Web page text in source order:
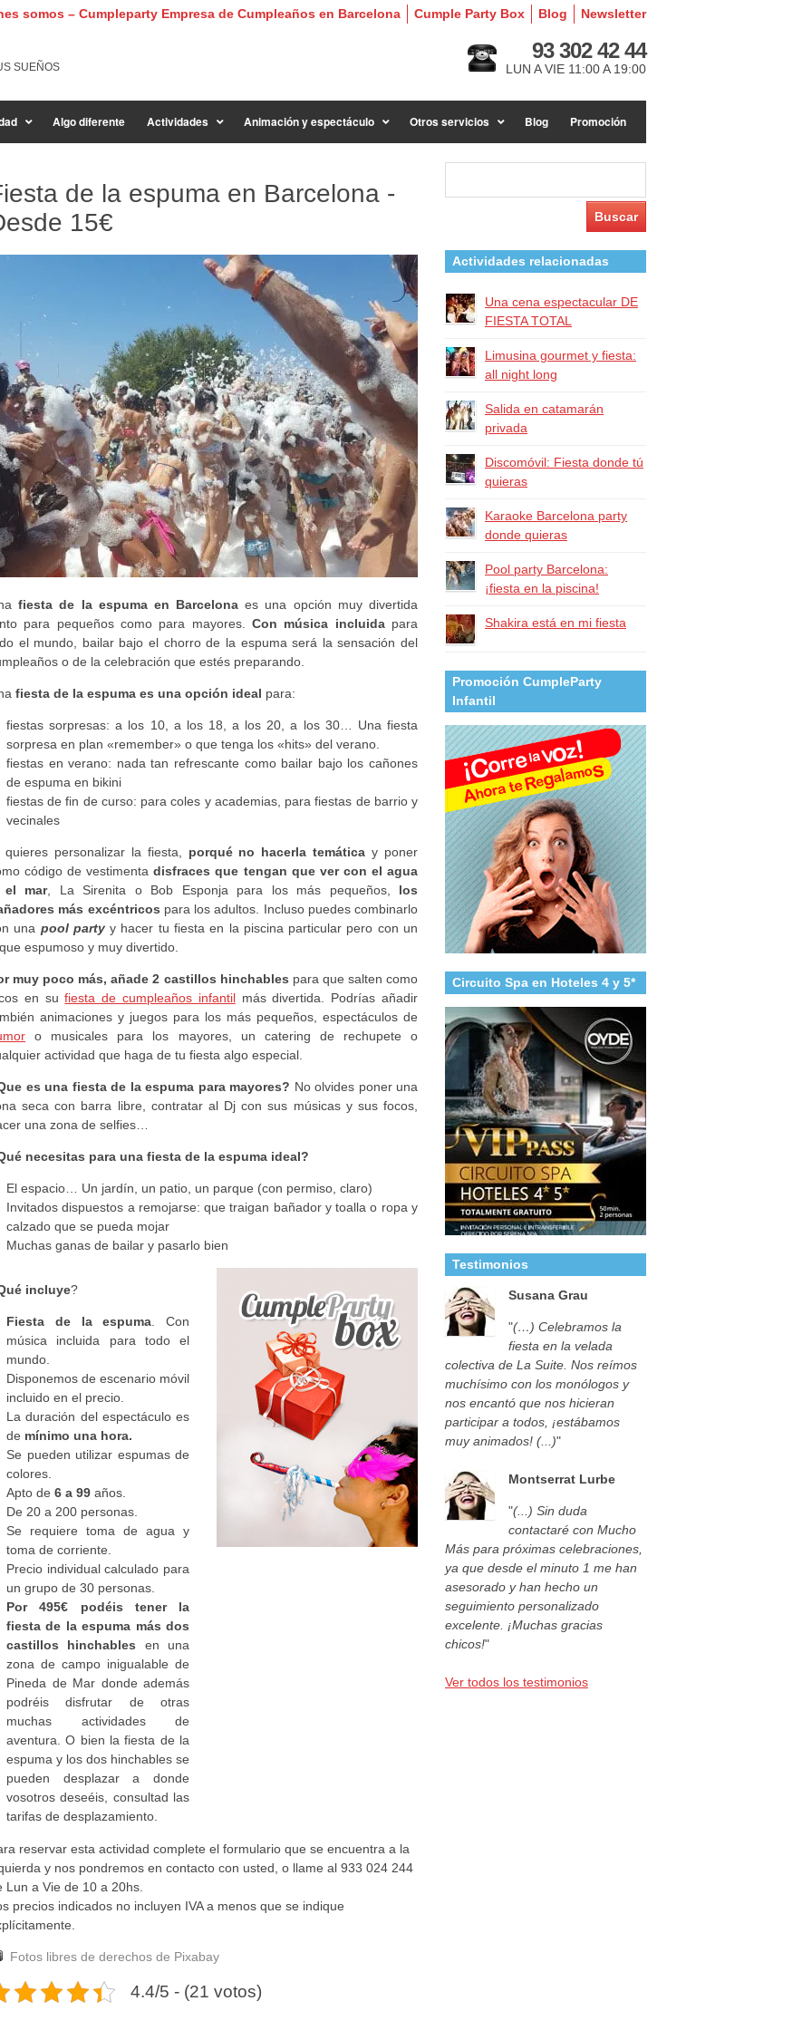
Newsletter
Blog
Cumple Party Box
somos – Cumpleparty Empresa de Cumpleaños en Barcelona
SUEÑOS
93 302 42 44
LUN A VIE 11:00 A 19:00
Algo diferente Actividades Animación y espectáculo Otros servicios Blog Promoción
de la espuma en Barcelona -
15€
fiesta de la espuma en Barcelona es una opción muy divertida
para pequeños como para mayores.
Con música incluidapara
el mundo, bailar bajo el chorro de la espuma será la sensación del
o de la celebración que estés preparando.
fiesta de la espuma es una opción ideal para:
fiestas sorpresas: a los 10, a los 18, a los 20, a los 30… Una fiesta
sorpresa en plan «remember» o que tenga los «hits» del verano.
fiestas en verano: nada tan refrescante como bailar bajo los cañones
de espuma en bikini
fiestas de fin de curso: para coles y academias, para fiestas de barrio y
vecinales
quieres personalizar la fiesta, porqué no hacerla temática y poner
código de vestimentadisfraces que tengan que ver con el agua
mar, La Sirenita o Bob Esponja para los más pequeños, los
más excéntricos para los adultos. Incluso puedes combinarlo
una pool partyy hacer tu fiesta en la piscina particular pero con un
espumoso y muy divertido.
muy poco más, añade 2 castillos hinchables para que salten como
en sufiesta de cumpleaños infantilmás divertida. Podrías añadir
animaciones y juegos para los más pequeños, espectáculos de
o musicales para los mayores, un catering de rechupete o
actividad que haga de tu fiesta algo especial.
es una fiesta de la espuma para mayores? No olvides poner una
seca con barra libre, contratar al Dj con sus músicas y sus focos,
una zona de selfies…
necesitas para una fiesta de la espuma ideal?
El espacio… Un jardín, un patio, un parque (con permiso, claro)
Invitados dispuestos a remojarse: que traigan bañador y toalla o ropa y
calzado que se pueda mojar
Muchas ganas de bailar y pasarlo bien
incluye?
Fiesta de la espuma . Con
música incluida para todo el
mundo.
Disponemos de escenario móvil
incluido en el precio.
La duración del espectáculo es
de mínimo una hora.
Se pueden utilizar espumas de
colores.
Apto de 6 a 99 años.
De 20 a 200 personas.
Se requiere toma de agua y
toma de corriente.
Precio individual calculado para
un grupo de 30 personas.
Por 495€ podéis tener la
fiesta de la espuma más dos
castillos hinchables en una
zona de campo inigualable de
Pineda de Mar donde además
podréis disfrutar de otras
muchas actividades de
aventura. O bien la fiesta de la
espuma y los dos hinchables se
pueden desplazar a donde
vosotros deseéis, consultad las
tarifas de desplazamiento.
reservar esta actividad complete el formulario que se encuentra a la
y nos pondremos en contacto con usted, o llame al 933 024 244
Lun a Vie de 10 a 20hs.
precios indicados no incluyen IVA a menos que se indique
Fotos libres de derechos de Pixabay
4.4/5 - (21 votos)
Actividades relacionadas
Una cena espectacular DE
FIESTA TOTAL
Limusina gourmet y fiesta:
all night long
Salida en catamarán
privada
Discomóvil: Fiesta donde tú
quieras
Karaoke Barcelona party
donde quieras
Pool party Barcelona:
¡fiesta en la piscina!
Shakira está en mi fiesta
Promoción CumpleParty
Infantil
Circuito Spa en Hoteles 4 y 5*
Testimonios
Susana Grau
"(…) Celebramos la
fiesta en la velada
colectiva de La Suite. Nos reímos
muchísimo con los monólogos y
nos encantó que nos hicieran
participar a todos, ¡estábamos
muy animados! (...)"
Montserrat Lurbe
"(...) Sin duda
contactaré con Mucho
Más para próximas celebraciones,
ya que desde el minuto 1 me han
asesorado y han hecho un
seguimiento personalizado
excelente. ¡Muchas gracias
chicos!"
Ver todos los testimonios